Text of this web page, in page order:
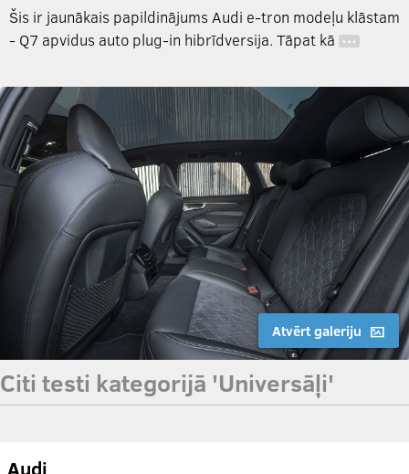
Šis ir jaunākais papildinājums Audi e-tron modeļu klāstam
- Q7 apvidus auto plug-in hibrīdversija. Tāpat kā …
Atvērt galeriju
Citi testi kategorijā 'Universāļi'
Audi